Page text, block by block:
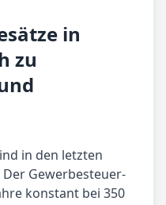
in
zu
in den letzten
Gewerbesteuer-
konstant bei 350